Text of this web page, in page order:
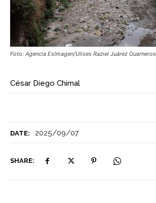
DATE: 2025/09/07
SHARE:
Foto: Agencia EsImagen/Ulises Raziel Juárez Guarneros
César Diego Chimal